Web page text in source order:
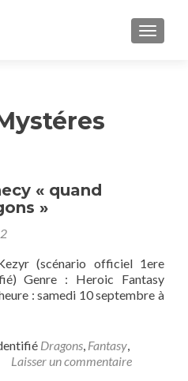
« quand
»
(scénario officiel 1ere
Genre : Heroic Fantasy
: samedi 10 septembre à
Dragons, Fantasy,
Laisser un commentaire